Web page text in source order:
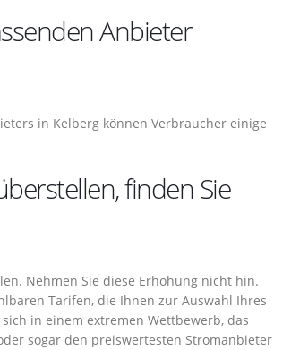
Anbieter
in Kelberg können Verbraucher einige
finden Sie
Nehmen Sie diese Erhöhung nicht hin.
Tarifen, die Ihnen zur Auswahl Ihres
in einem extremen Wettbewerb, das
sogar den preiswertesten Stromanbieter